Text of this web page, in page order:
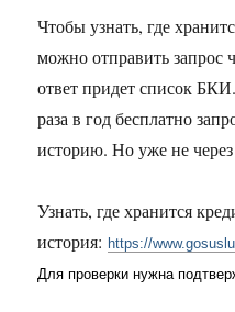
Чтобы узнать, где
можно отправить запрос
ответ придет список
раза в год бесплатно
историю. Но уже не
Узнать, где хранится
история: https://
Для проверки нужна